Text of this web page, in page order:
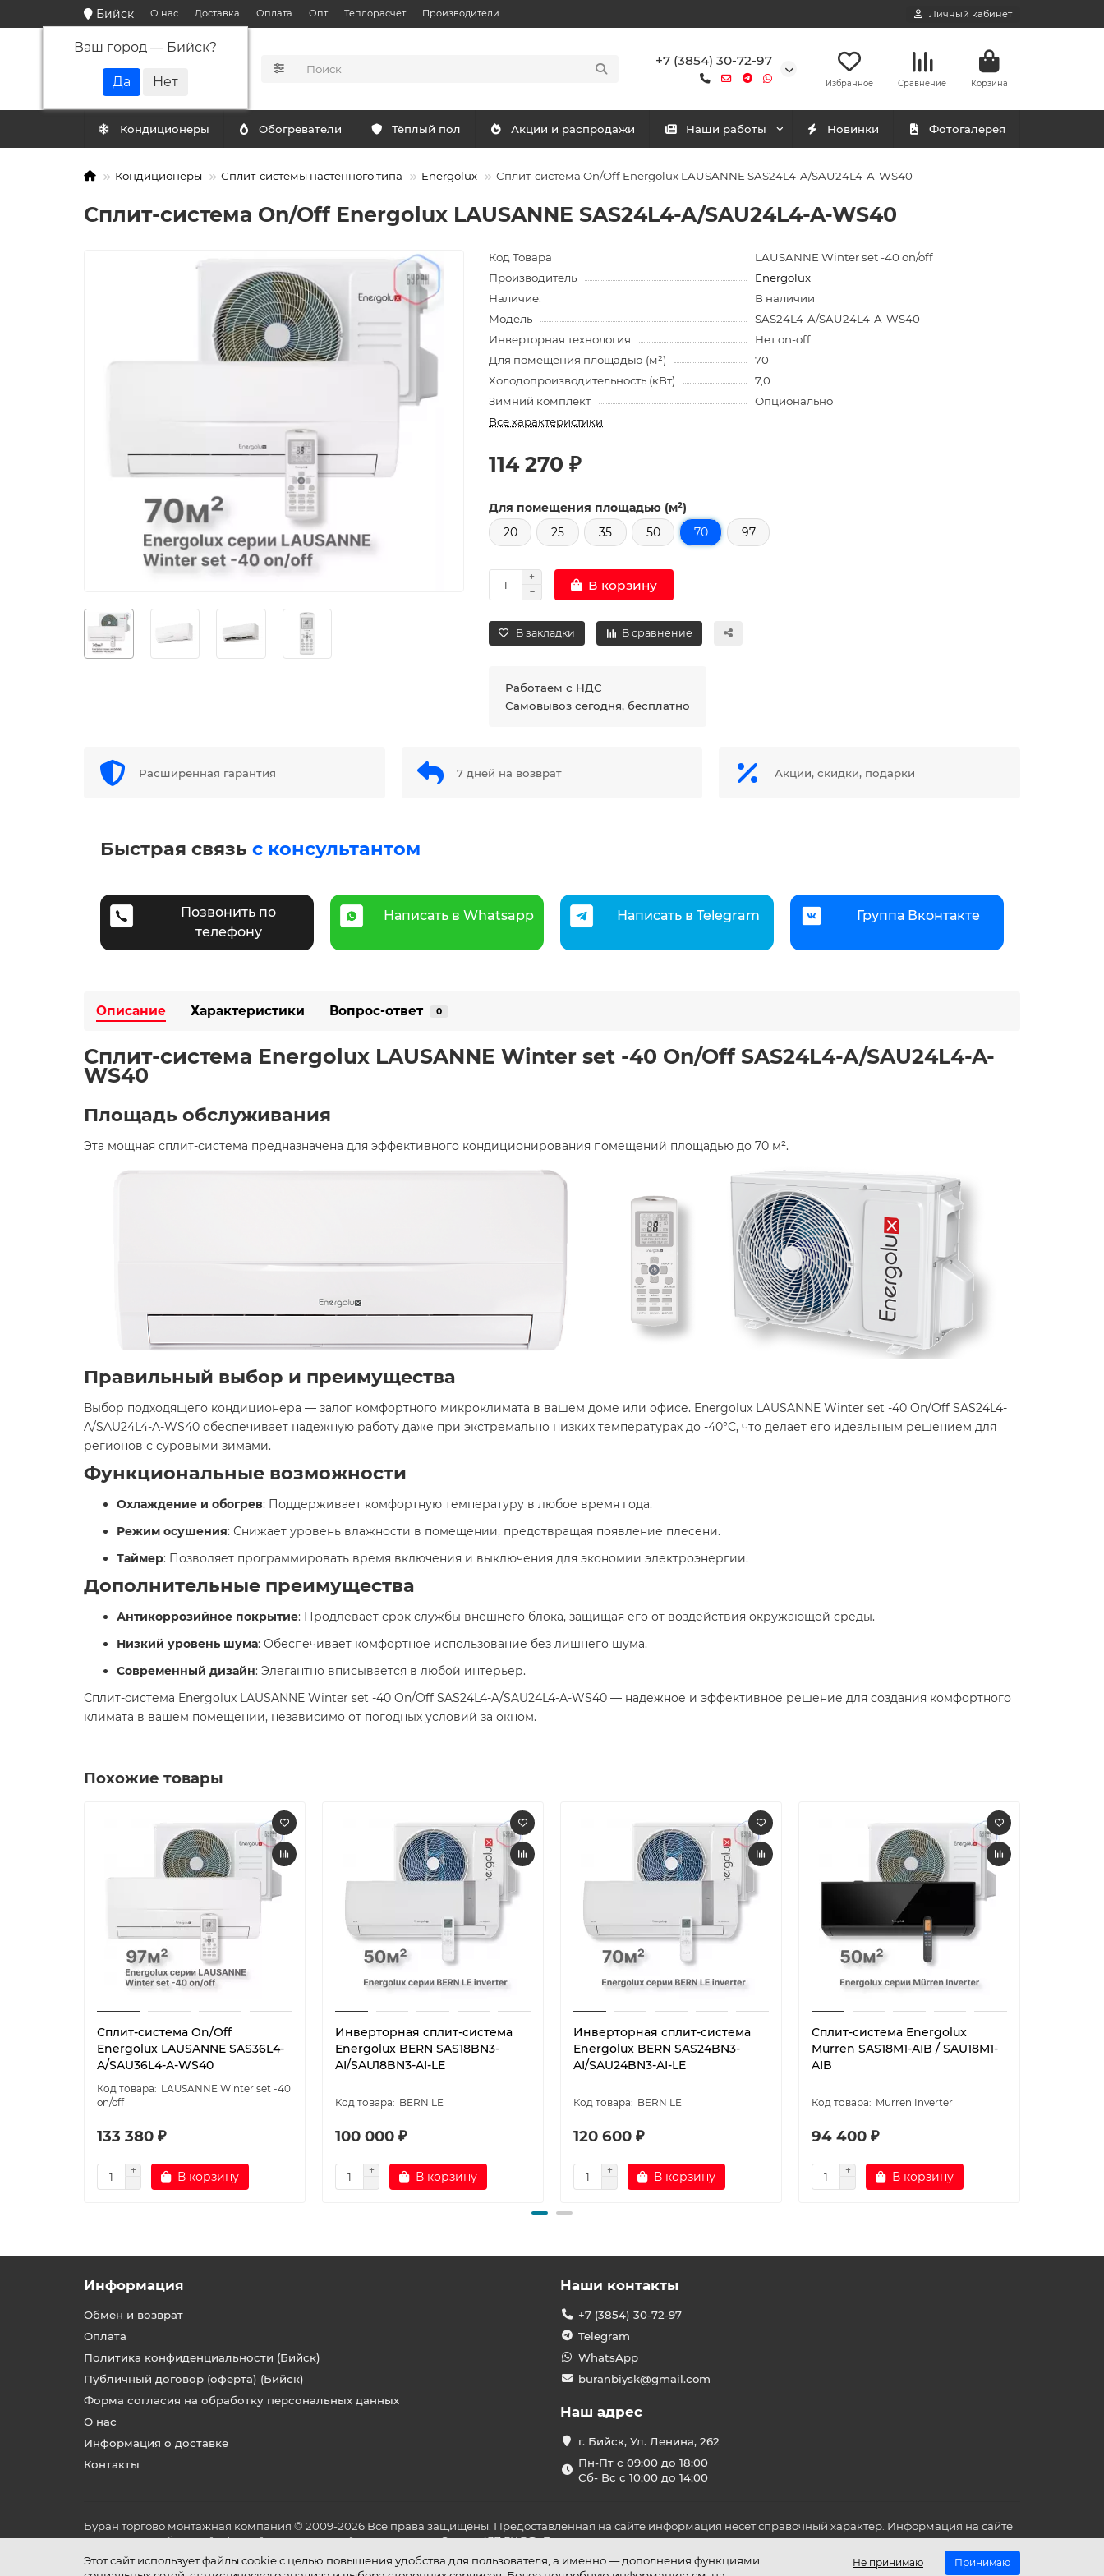
Бийск
Ваш город — Бийск?
О нас Доставка Оплата Опт Теплорасчет Производители Личный кабинет
+7 (3854) 30-72-97
Избранное Сравнение Корзина
Кондиционеры Обогреватели Тёплый пол Акции и распродажи Наши работы Новинки Фотогалерея
Кондиционеры Сплит-системы настенного типа Energolux Сплит-система On/Off Energolux LAUSANNE SAS24L4-A/SAU24L4-A-WS40
Сплит-система On/Off Energolux LAUSANNE SAS24L4-A/SAU24L4-A-WS40
Код Товара
LAUSANNE Winter set -40 on/off
Производитель
Energolux
Наличие:
В наличии
Модель
SAS24L4-A/SAU24L4-A-WS40
Инверторная технология
Нет on-off
Для помещения площадью (м²)
70
Холодопроизводительность (кВт)
7,0
Зимний комплект
Опционально
Все характеристики
114 270 ₽
Для помещения площадью (м²)
20
25 35 50 70 97
В корзину
В закладки В сравнение
Работаем с НДС
Самовывоз сегодня, бесплатно
Расширенная гарантия 7 дней на возврат Акции, скидки, подарки
Быстрая связь с консультантом
Позвонить по
телефону
Написать в Whatsapp Написать в Telegram Группа Вконтакте
Описание Характеристики Вопрос-ответ 0
Сплит-система Energolux LAUSANNE Winter set -40 On/Off SAS24L4-A/SAU24L4-A-
WS40
Площадь обслуживания
Эта мощная сплит-система предназначена для эффективного кондиционирования помещений площадью до 70 м².
Правильный выбор и преимущества
Выбор подходящего кондиционера — залог комфортного микроклимата в вашем доме или офисе. Energolux LAUSANNE Winter set -40 On/Off SAS24L4-
A/SAU24L4-A-WS40 обеспечивает надежную работу даже при экстремально низких температурах до -40°C, что делает его идеальным решением для
регионов с суровыми зимами.​
Функциональные возможности
Охлаждение и обогрев: Поддерживает комфортную температуру в любое время года.​
Режим осушения: Снижает уровень влажности в помещении, предотвращая появление плесени.​
Таймер: Позволяет программировать время включения и выключения для экономии электроэнергии.​
Дополнительные преимущества
Антикоррозийное покрытие: Продлевает срок службы внешнего блока, защищая его от воздействия окружающей среды.​
Низкий уровень шума: Обеспечивает комфортное использование без лишнего шума.​
Современный дизайн: Элегантно вписывается в любой интерьер.​
Сплит-система Energolux LAUSANNE Winter set -40 On/Off SAS24L4-A/SAU24L4-A-WS40 — надежное и эффективное решение для создания комфортного
климата в вашем помещении, независимо от погодных условий за окном.​
Похожие товары
Сплит-система On/Off
Energolux LAUSANNE SAS36L4-
A/SAU36L4-A-WS40
LAUSANNE Winter set -40
on/off
133 380 ₽
В корзину
Инверторная сплит-система
Energolux BERN SAS18BN3-
AI/SAU18BN3-AI-LE
BERN LE
100 000 ₽
В корзину
Инверторная сплит-система
Energolux BERN SAS24BN3-
AI/SAU24BN3-AI-LE
BERN LE
120 600 ₽
В корзину
Сплит-система Energolux
Murren SAS18M1-AIB / SAU18M1-
AIB
Murren Inverter
94 400 ₽
В корзину
Этот сайт использует файлы cookie с целью повышения удобства для пользователя, а именно — дополнения функциями
Не принимаю Принимаю
Информация
Обмен и возврат
Оплата
Политика конфиденциальности (Бийск)
Публичный договор (оферта) (Бийск)
Форма согласия на обработку персональных данных
О нас
Информация о доставке
Контакты
Наши контакты
+7 (3854) 30-72-97
Telegram
WhatsApp
buranbiysk@gmail.com
Наш адрес
г. Бийск, Ул. Ленина, 262
Пн-Пт с 09:00 до 18:00
Сб- Вс с 10:00 до 14:00
Буран торгово монтажная компания © 2009-2026 Все права защищены. Предоставленная на сайте информация несёт справочный характер. Информация на сайте
не является публичной офертой, определяемой положениями Статьи 437 ГК РФ. До оплаты товара удостоверьтесь во всех для вас важных характеристиках в товаре
и условиях его эксплуатации.